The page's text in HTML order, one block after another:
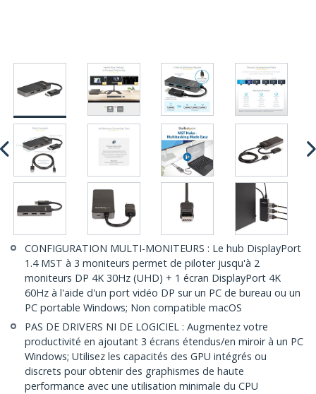
CONFIGURATION MULTI-MONITEURS : Le hub DisplayPort
1.4 MST à 3 moniteurs permet de piloter jusqu'à 2
moniteurs DP 4K 30Hz (UHD) + 1 écran DisplayPort 4K
60Hz à l'aide d'un port vidéo DP sur un PC de bureau ou un
PC portable Windows; Non compatible macOS
PAS DE DRIVERS NI DE LOGICIEL : Augmentez votre
productivité en ajoutant 3 écrans étendus/en miroir à un PC
Windows; Utilisez les capacités des GPU intégrés ou
discrets pour obtenir des graphismes de haute
performance avec une utilisation minimale du CPU